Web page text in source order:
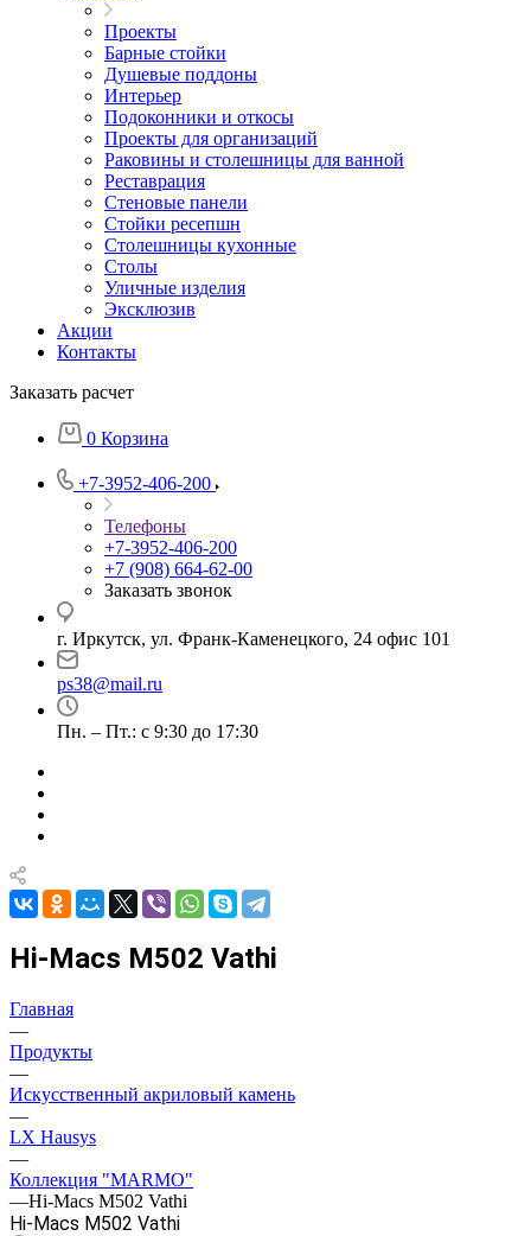
Проекты
Барные стойки
Душевые поддоны
Интерьер
Подоконники и откосы
Проекты для организаций
Раковины и столешницы для ванной
Реставрация
Стеновые панели
Стойки ресепшн
Столешницы кухонные
Столы
Уличные изделия
Эксклюзив
Акции
Контакты
Заказать расчет
0 Корзина
+7-3952-406-200
Телефоны
+7-3952-406-200
+7 (908) 664-62-00
Заказать звонок
г. Иркутск, ул. Франк-Каменецкого, 24 офис 101
ps38@mail.ru
Пн. – Пт.: с 9:30 до 17:30
Hi-Macs M502 Vathi
Главная
—
Продукты
—
Искусственный акриловый камень
—
LX Hausys
—
Коллекция "MARMO"
—Hi-Macs M502 Vathi
Hi-Macs M502 Vathi